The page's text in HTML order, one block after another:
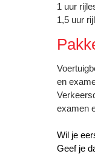
1 uur
1,5 uur
en
examen
Wil je
Geef je